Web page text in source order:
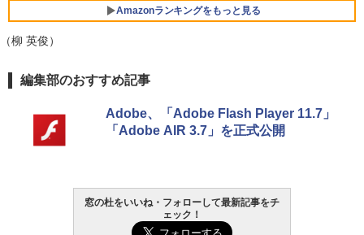
Amazonランキングをもっと見る
（柳 英俊）
編集部のおすすめ記事
Adobe、「Adobe Flash Player 11.7」
「Adobe AIR 3.7」を正式公開
窓の杜をいいね・フォローして最新記事をチ
ェック！